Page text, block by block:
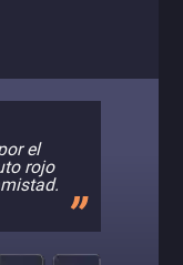
el
rojo